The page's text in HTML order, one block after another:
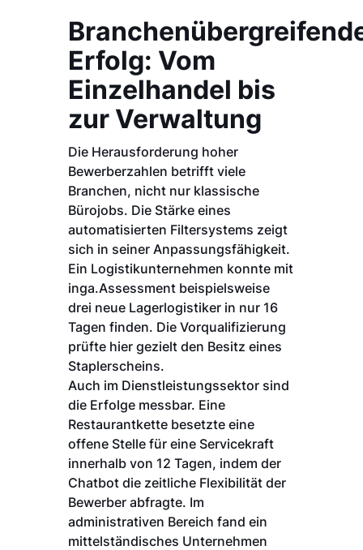
Erfolg: Vom
Einzelhandel bis
zur Verwaltung
Die Herausforderung hoher
Bewerberzahlen betrifft viele
Branchen, nicht nur klassische
Bürojobs. Die Stärke eines
automatisierten Filtersystems zeigt
sich in seiner Anpassungsfähigkeit.
Ein Logistikunternehmen konnte mit
inga.Assessment beispielsweise
drei neue Lagerlogistiker in nur 16
Tagen finden. Die Vorqualifizierung
prüfte hier gezielt den Besitz eines
Staplerscheins.
Auch im Dienstleistungssektor sind
die Erfolge messbar. Eine
Restaurantkette besetzte eine
offene Stelle für eine Servicekraft
innerhalb von 12 Tagen, indem der
Chatbot die zeitliche Flexibilität der
Bewerber abfragte. Im
administrativen Bereich fand ein
mittelständisches Unternehmen